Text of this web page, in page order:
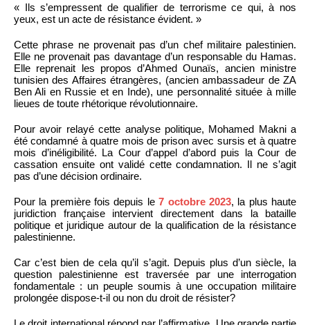
« Ils s’empressent de qualifier de terrorisme ce qui, à nos
yeux, est un acte de résistance évident. »
Cette phrase ne provenait pas d’un chef militaire palestinien.
Elle ne provenait pas davantage d’un responsable du Hamas.
Elle reprenait les propos d’Ahmed Ounaïs, ancien ministre
tunisien des Affaires étrangères, (ancien ambassadeur de ZA
Ben Ali en Russie et en Inde), une personnalité située à mille
lieues de toute rhétorique révolutionnaire.
Pour avoir relayé cette analyse politique, Mohamed Makni a
été condamné à quatre mois de prison avec sursis et à quatre
mois d’inéligibilité. La Cour d’appel d’abord puis la Cour de
cassation ensuite ont validé cette condamnation. Il ne s’agit
pas d’une décision ordinaire.
Pour la première fois depuis le7 octobre 2023, la plus haute
juridiction française intervient directement dans la bataille
politique et juridique autour de la qualification de la résistance
palestinienne.
Car c’est bien de cela qu’il s’agit. Depuis plus d’un siècle, la
question palestinienne est traversée par une interrogation
fondamentale : un peuple soumis à une occupation militaire
prolongée dispose-t-il ou non du droit de résister?